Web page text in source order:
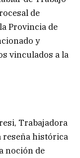
de
Provincia de
y
vinculados a la
Trabajadora
reseña histórica
noción de